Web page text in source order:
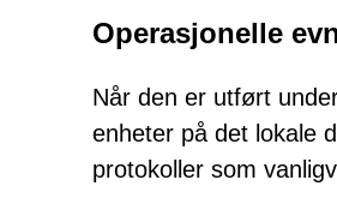
Operasjonelle
Når den er utført
enheter på det lokale
protokoller som